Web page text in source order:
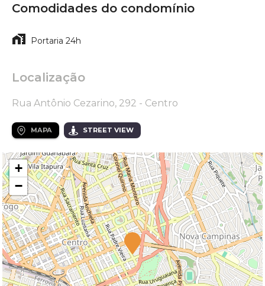
Comodidades do condomínio
Portaria 24h
Localização
Rua Antônio Cezarino, 292 - Centro
MAPA STREET VIEW
+
−